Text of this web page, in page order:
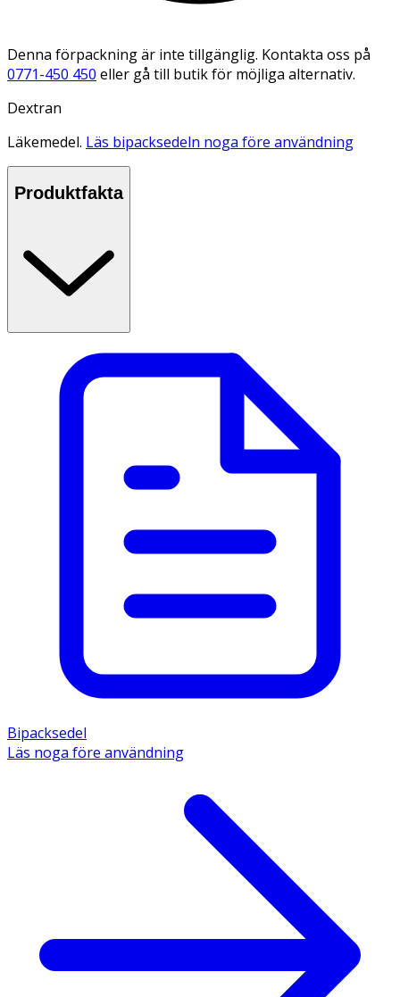
Denna förpackning är inte tillgänglig. Kontakta oss på
0771-450 450 eller gå till butik för möjliga alternativ.
Dextran
Läkemedel. Läs bipacksedeln noga före användning
Produktfakta
Bipacksedel
Läs noga före användning